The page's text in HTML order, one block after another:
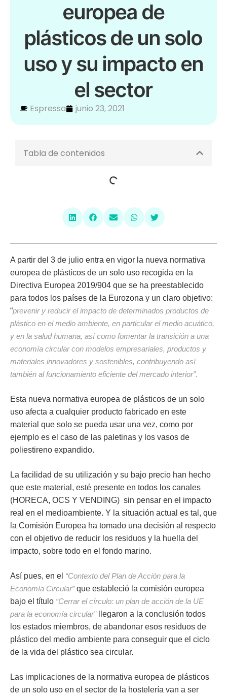
europea de
plásticos de un solo
uso y su impacto en
el sector
Espressa junio 23, 2021
Tabla de contenidos
A partir del 3 de julio entra en vigor la nueva normativa
europea de plásticos de un solo uso recogida en la
Directiva Europea 2019/904 que se ha preestablecido
para todos los países de la Eurozona y un claro objetivo:
“prevenir y reducir el impacto de determinados productos de
plástico en el medio ambiente, en particular el medio acuático,
y en la salud humana, así como fomentar la transición a una
economía circular con modelos empresariales, productos y
materiales innovadores y sostenibles, contribuyendo así
también al funcionamiento eficiente del mercado interior”.
Esta nueva normativa europea de plásticos de un solo
uso afecta a cualquier producto fabricado en este
material que solo se pueda usar una vez, como por
ejemplo es el caso de las paletinas y los vasos de
poliestireno expandido.
La facilidad de su utilización y su bajo precio han hecho
que este material, esté presente en todos los canales
(HORECA, OCS Y VENDING) sin pensar en el impacto
real en el medioambiente. Y la situación actual es tal, que
la Comisión Europea ha tomado una decisión al respecto
con el objetivo de reducir los residuos y la huella del
impacto, sobre todo en el fondo marino.
Así pues, en el “Contexto del Plan de Acción para la
Economía Circular”que estableció la comisión europea
bajo el título “Cerrar el círculo: un plan de acción de la UE
para la economía circular”llegaron a la conclusión todos
los estados miembros, de abandonar esos residuos de
plástico del medio ambiente para conseguir que el ciclo
de la vida del plástico sea circular.
Las implicaciones de la normativa europea de plásticos
de un solo uso en el sector de la hostelería van a ser